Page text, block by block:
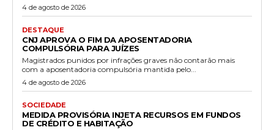
4 de agosto de 2026
DESTAQUE
CNJ APROVA O FIM DA APOSENTADORIA
COMPULSÓRIA PARA JUÍZES
Magistrados punidos por infrações graves não contarão mais
com a aposentadoria compulsória mantida pelo...
4 de agosto de 2026
SOCIEDADE
MEDIDA PROVISÓRIA INJETA RECURSOS EM FUNDOS
DE CRÉDITO E HABITAÇÃO